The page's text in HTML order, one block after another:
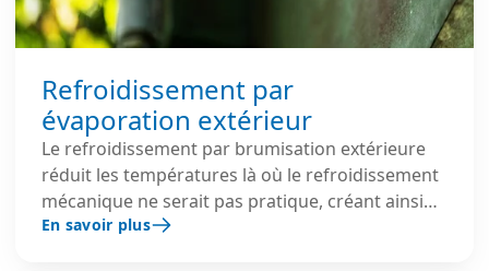
Refroidissement par
évaporation extérieur
Le refroidissement par brumisation extérieure
réduit les températures là où le refroidissement
mécanique ne serait pas pratique, créant ainsi
des zones plus sûres et plus agréables.
En savoir plus